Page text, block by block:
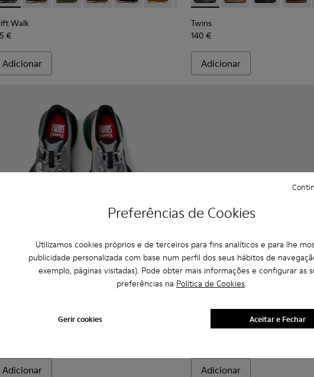
Preferências de Cookies
Utilizamos cookies próprios e de terceiros para fins analíticos e para lhe
publicidade personalizada com base num perfil dos seus hábitos de
exemplo, páginas visitadas). Pode obter mais informações e configurar as
preferências na Política de Cookies.
Gerir cookies Aceitar e Fechar
Walk
€
Adicionar
Twins
140 €
Adicionar
Para homem.
004
- K101068-016 - Sapatilhas de pele e nobuck multicor Para homem.
Twins - K101068-004
Twins - K101068-003
Twins - K101068-002
Twins - K101068-
Adicionar
Drift Walk - K101097-007 -
Drift Walk -Drift Walk -
Drift
Drift Walk
Adicionar